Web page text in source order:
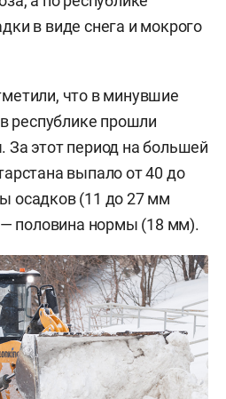
в виде снега и мокрого
что в минувшие
республике прошли
За этот период на большей
выпало от 40 до
осадков (11 до 27 мм
половина нормы (18 мм).